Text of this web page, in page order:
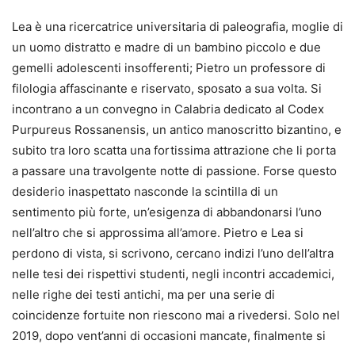
Lea è una ricercatrice universitaria di paleografia, moglie di
un uomo distratto e madre di un bambino piccolo e due
gemelli adolescenti insofferenti; Pietro un professore di
filologia affascinante e riservato, sposato a sua volta. Si
incontrano a un convegno in Calabria dedicato al Codex
Purpureus Rossanensis, un antico manoscritto bizantino, e
subito tra loro scatta una fortissima attrazione che li porta
a passare una travolgente notte di passione. Forse questo
desiderio inaspettato nasconde la scintilla di un
sentimento più forte, un’esigenza di abbandonarsi l’uno
nell’altro che si approssima all’amore. Pietro e Lea si
perdono di vista, si scrivono, cercano indizi l’uno dell’altra
nelle tesi dei rispettivi studenti, negli incontri accademici,
nelle righe dei testi antichi, ma per una serie di
coincidenze fortuite non riescono mai a rivedersi. Solo nel
2019, dopo vent’anni di occasioni mancate, finalmente si